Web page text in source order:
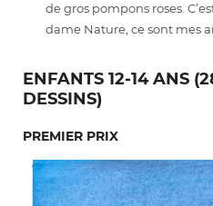
de gros pompons roses.
dame Nature, ce sont mes
ENFANTS 12-14 ANS
DESSINS)
PREMIER PRIX